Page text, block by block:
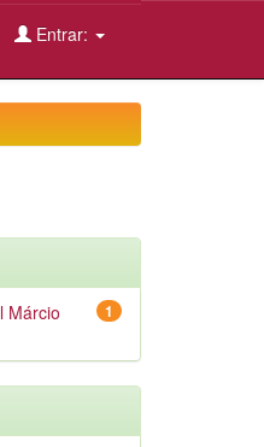
Entrar:
1
Márcio